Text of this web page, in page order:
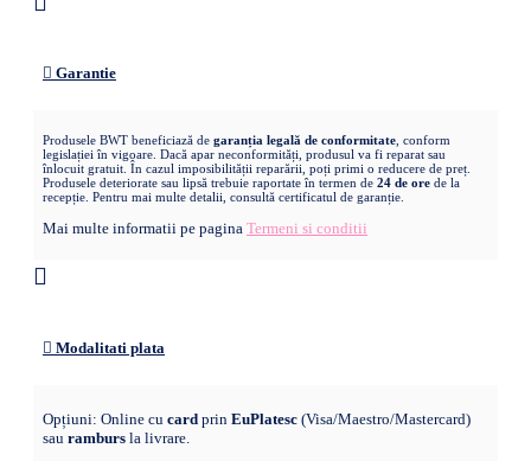
Garantie
Produsele BWT beneficiază de garanția legală de conformitate , conform
legislației în vigoare. Dacă apar neconformități, produsul va fi reparat sau
înlocuit gratuit. În cazul imposibilității reparării, poți primi o reducere de preț.
Produsele deteriorate sau lipsă trebuie raportate în termen de 24 de ore de la
recepție. Pentru mai multe detalii, consultă certificatul de garanție.
Mai multe informatii pe pagina Termeni si conditii
Modalitati plata
Opțiuni: Online cu card prin EuPlatesc (Visa/Maestro/Mastercard)
sau ramburs la livrare.